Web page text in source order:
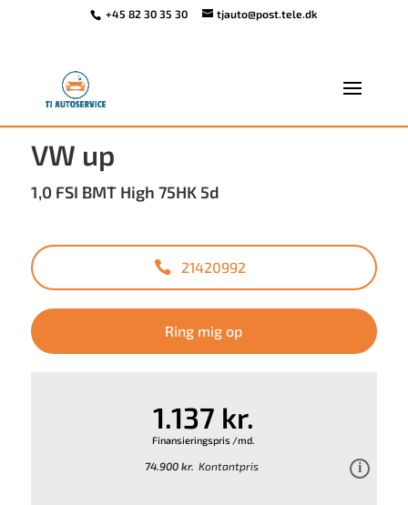
+45 82 30 35 30 tjauto@post.tele.dk
Tilbage til søgeresultat
VW up
1,0 FSI BMT High 75HK 5d
21420992
Ring mig op
1.137 kr.
Finansieringspris /md.
74.900 kr. Kontantpris